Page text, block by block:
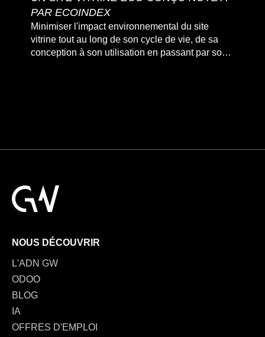
PAR ECOINDEX
Minimiser l'impact environnemental du site
vitrine tout au long de son cycle de vie, de sa
conception à son utilisation en passant par son
NOUS DÉCOUVRIR
L'ADN GW
ODOO
BLOG
IA
OFFRES D'EMPLOI